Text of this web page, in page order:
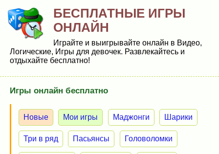
БЕСПЛАТНЫЕ ИГРЫ
ОНЛАЙН
Играйте и выигрывайте онлайн в Видео,
Логические, Игры для девочек. Развлекайтесь и
отдыхайте бесплатно!
Игры онлайн бесплатно
Новые Мои игры Маджонги Шарики
Три в ряд Пасьянсы Головоломки